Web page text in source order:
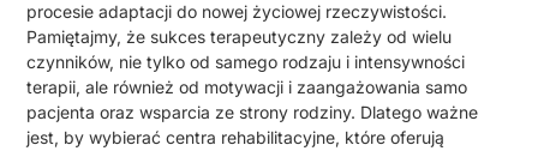
procesie adaptacji do nowej życiowej rzeczywistości.
Pamiętajmy, że sukces terapeutyczny zależy od wielu
czynników, nie tylko od samego rodzaju i intensywności
terapii, ale również od motywacji i zaangażowania samo
pacjenta oraz wsparcia ze strony rodziny. Dlatego ważne
jest, by wybierać centra rehabilitacyjne, które oferują